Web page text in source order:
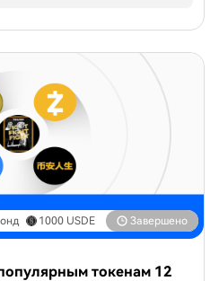
1000 USDE Завершено
токенам 12